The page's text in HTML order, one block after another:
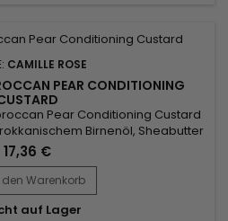
CAMILLE ROSE
PEAR CONDITIONING
Pear Conditioning Custard
Birnenöl, Sheabutter
intensiv mit Feuchtigkeit und
Es ist ideal für alle Haartypen,
und verleiht ihm einen
Sie es mit den anderen
17,36 €
den Warenkorb
auf Lager